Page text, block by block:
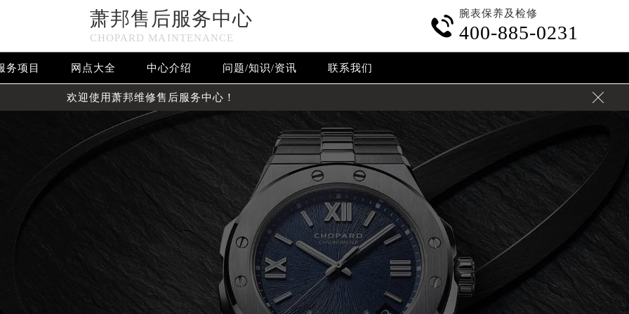
萧邦售后服务中心
CHOPARD MAINTENANCE

腕表保养及检修
400-885-0231
务项目 网点大全 中心介绍 问题/知识/资讯 联系我们
欢迎使用萧邦维修售后服务中心！ 